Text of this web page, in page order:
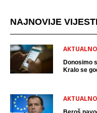
NAJNOVIJE VIJESTI
AKTUALNO
Donosimo
Kralo se
AKTUALNO